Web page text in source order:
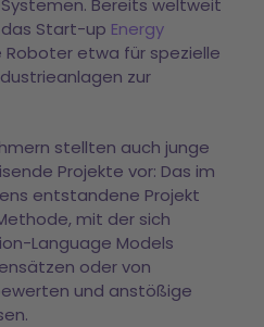
Bereits weltweit
Start-up Energy
etwa für spezielle
zur
stellten auch junge
Projekte vor: Das im
entstandene Projekt
mit der sich
Language Models
oder von
und anstößige